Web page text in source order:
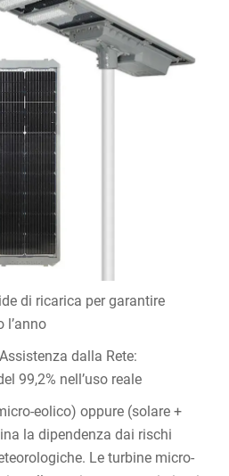
di ricarica per garantire
l’anno
dalla Rete:
99,2% nell’uso reale
eolico) oppure (solare +
la dipendenza dai rischi
Le turbine micro-